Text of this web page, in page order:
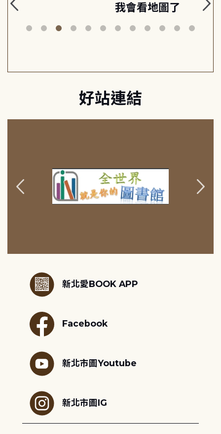
我會看地圖了
美
好站連結
新北愛BOOK APP
Facebook
新北市圖Youtube
新北市圖IG